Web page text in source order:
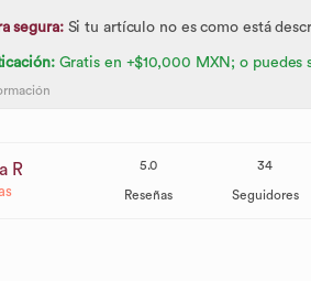
segura:Si tu artículo no es como está
Gratis en +$10,000 MXN; o puedes
R 5.0
Reseñas
34
Seguidores